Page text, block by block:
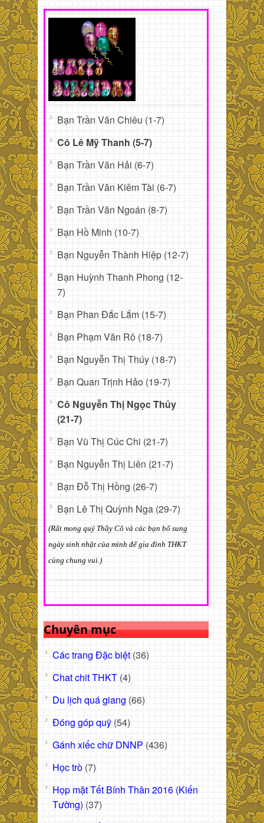
Bạn Trần Văn Chiêu (1-7)
Cô Lê Mỹ Thanh (5-7)
Bạn Trần Văn Hải (6-7)
Bạn Trần Văn Kiêm Tài (6-7)
Bạn Trần Văn Ngoán (8-7)
Bạn Hồ Minh (10-7)
Bạn Nguyễn Thành Hiệp (12-7)
Bạn Huỳnh Thanh Phong (12-
7)
Bạn Phan Đắc Lắm (15-7)
Bạn Phạm Văn Rô (18-7)
Bạn Nguyễn Thị Thúy (18-7)
Bạn Quan Trịnh Hảo (19-7)
Cô Nguyễn Thị Ngọc Thủy
(21-7)
Bạn Vũ Thị Cúc Chi (21-7)
Bạn Nguyễn Thị Liên (21-7)
Bạn Đỗ Thị Hồng (26-7)
Bạn Lê Thị Quỳnh Nga (29-7)
(Rất mong quý Thầy Cô và các bạn bổ sung
ngày sinh nhật của mình để gia đình THKT
cùng chung vui.)
Chuyên mục
Các trang Đặc biệt (36)
Chat chit THKT (4)
Du lịch quá giang (66)
Đóng góp quỹ (54)
Gánh xiếc chữ DNNP (436)
Học trò (7)
Họp mặt Tết Bính Thân 2016 (Kiến
Tường) (37)